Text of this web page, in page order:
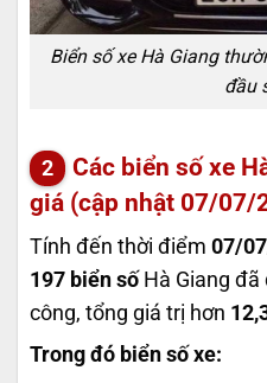
Biển số xe Hà Giang
đầu
Các biển số xe
giá (cập nhật 07/07/
Tính đến thời điểm 07/
197 biển số Hà Giang
công, tổng giá trị hơn
Trong đó biển số xe: